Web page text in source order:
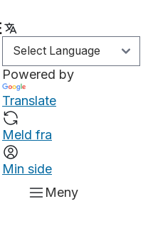
Powered by
Translate
Meld fra
Min side
Meny